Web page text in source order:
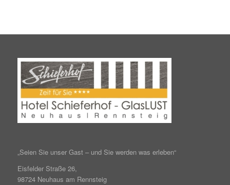
„Seien Sie unser Gast – und Sie werden was erleben“
Eisfelder Straße 26,
98724 Neuhaus am Rennsteig